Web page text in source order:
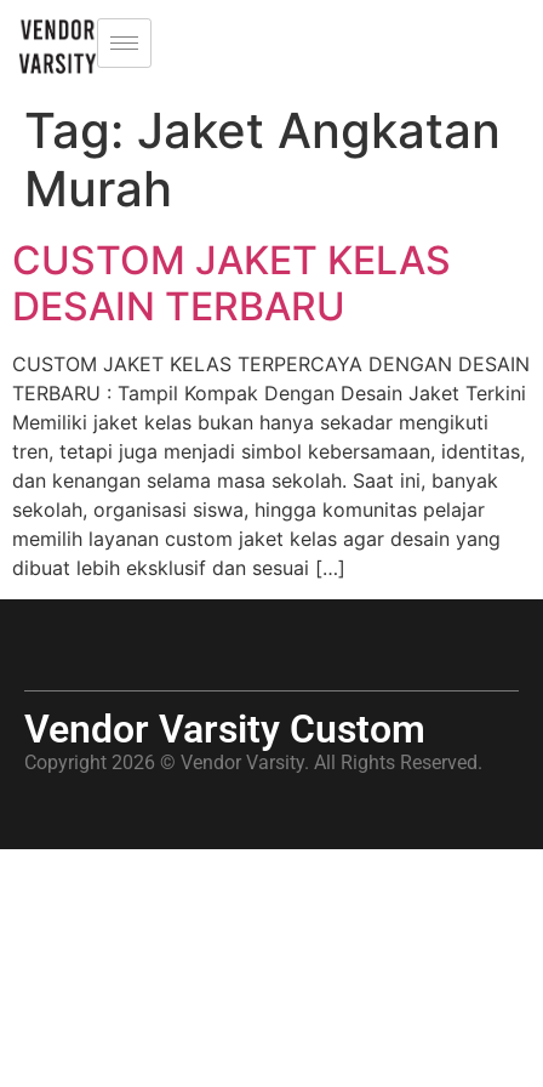
Tag: Jaket Angkatan
Murah
CUSTOM JAKET KELAS
DESAIN TERBARU
CUSTOM JAKET KELAS TERPERCAYA DENGAN DESAIN
TERBARU : Tampil Kompak Dengan Desain Jaket Terkini
Memiliki jaket kelas bukan hanya sekadar mengikuti
tren, tetapi juga menjadi simbol kebersamaan, identitas,
dan kenangan selama masa sekolah. Saat ini, banyak
sekolah, organisasi siswa, hingga komunitas pelajar
memilih layanan custom jaket kelas agar desain yang
dibuat lebih eksklusif dan sesuai […]
Vendor Varsity Custom
Copyright 2026 © Vendor Varsity. All Rights Reserved.